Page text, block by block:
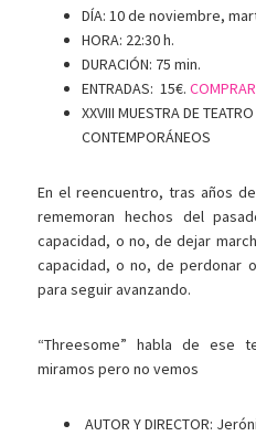
DÍA: 10 de noviembre,
HORA: 22:30 h.
DURACIÓN: 75 min.
ENTRADAS:15€. COMPRAR
XXVIII MUESTRA DE
CONTEMPORÁNEOS
En el reencuentro, tras años
rememoran hechos del
capacidad, o no, de dejar
capacidad, o no, de perdonar
para seguir avanzando.
“Threesome” habla de ese
miramos pero no vemos
AUTOR Y DIRECTOR: